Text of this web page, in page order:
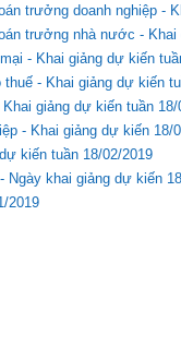
trưởng doanh nghiệp -
trưởng nhà nước - Khai
- Khai giảng dự kiến
- Khai giảng dự kiến
giảng dự kiến tuần 18/
- Khai giảng dự kiến 18/
kiến tuần 18/02/2019
Ngày khai giảng dự kiến
2019